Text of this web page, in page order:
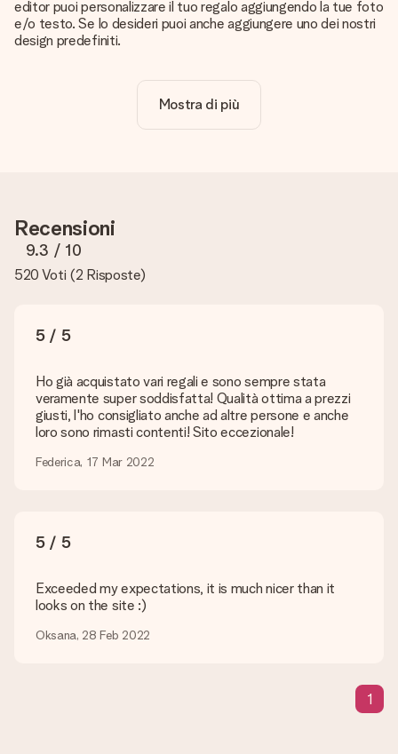
editor puoi personalizzare il tuo regalo aggiungendo la tue foto
e/o testo. Se lo desideri puoi anche aggiungere uno dei nostri
design predefiniti.
Certo! Il prezzo mostrato include sempre la personalizzazione
nostro servizio clienti e includi la foto insieme al regalo che
vuoi ordinare. Potranno verificare la qualità per te!
Quali formati posso caricare?
Cosa posso fare nel caso il colore o una caratteristica che
Se non riesci a personalizzare il regalo come desideri, puoi
chiamare il nostro servizio clienti che ti indicherà le soluzioni
possibili.
esattamente questo biglietto?
Come il regalo viene consegnato?
questo modo il regalo sarà già pronto per essere consegnato.
Quando e come riceverò il mio regalo?
Mostra di più
Recensioni
9.3 / 10
520 Voti (2 Risposte)
5 / 5
Ho già acquistato vari regali e sono sempre stata
veramente super soddisfatta! Qualità ottima a prezzi
giusti, l'ho consigliato anche ad altre persone e anche
loro sono rimasti contenti! Sito eccezionale!
Federica, 17 Mar 2022
5 / 5
Exceeded my expectations, it is much nicer than it
looks on the site :)
Oksana, 28 Feb 2022
1